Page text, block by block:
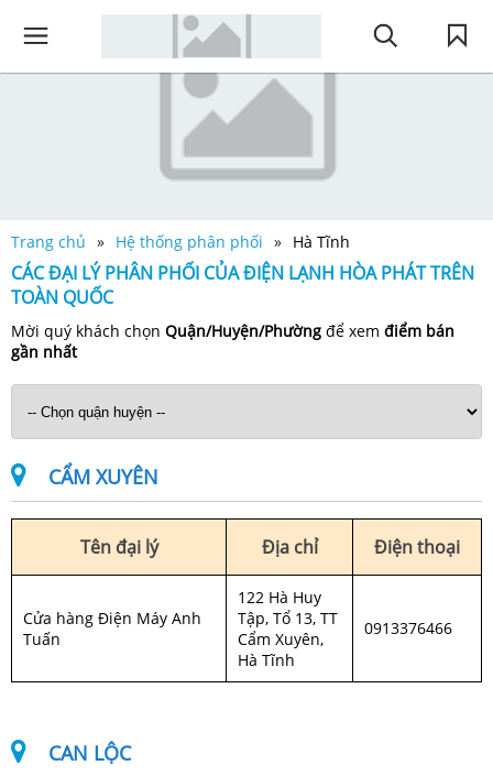
Trang chủ Hệ thống phân phối Hà Tĩnh
CÁC ĐẠI LÝ PHÂN PHỐI CỦA ĐIỆN LẠNH HÒA PHÁT TRÊN
TOÀN QUỐC
Mời quý khách chọn Quận/Huyện/Phường để xem điểm bán
gần nhất
CẨM XUYÊN
Tên đại lý Địa chỉ Điện thoại
Cửa hàng Điện Máy Anh
Tuấn
122 Hà Huy
Tập, Tổ 13, TT
Cẩm Xuyên,
Hà Tĩnh
0913376466
CAN LỘC